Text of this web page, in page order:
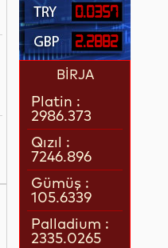
0.0357
2.2882
BİRJA
Platin :
2986.373
Qızıl :
7246.896
Gümüş :
105.6339
Palladium :
2335.0265